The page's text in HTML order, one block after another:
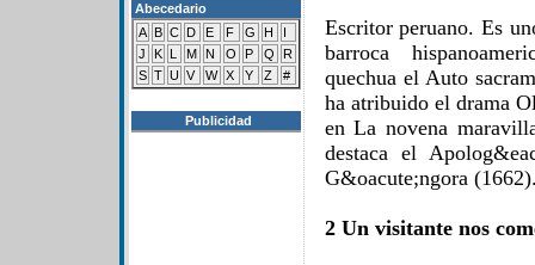
Abecedario
A B C D E F G H
I
J
K L M N O P Q
R
S T U V W X Y Z #
Publicidad
Escritor peruano. Es
barroca
quechua el Auto
ha atribuido el drama
en La novena
destaca el
G&oacute;ngora
2 Un visitante nos